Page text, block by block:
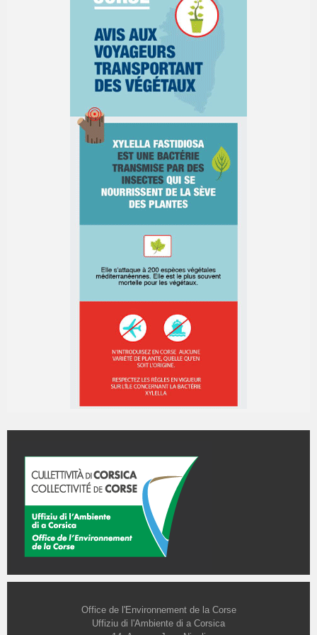
Office de l'Environnement de la Corse
Uffiziu di l'Ambiente di a Corsica